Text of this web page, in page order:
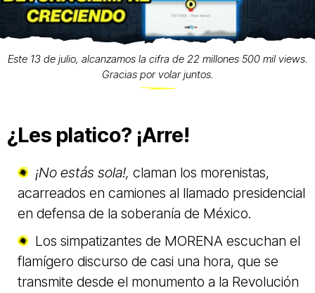
Este 13 de julio, alcanzamos la cifra de 22 millones 500 mil views.
Gracias por volar juntos.
¿Les platico? ¡Arre!
¡No estás sola!, claman los morenistas,
acarreados en camiones al llamado presidencial
en defensa de la soberanía de México.
Los simpatizantes de MORENA escuchan el
flamígero discurso de casi una hora, que se
transmite desde el monumento a la Revolución